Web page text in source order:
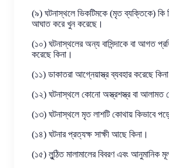
(৯) ঘটনাস্থলে ভিকটিমকে (মৃত ব্যক্তিকে) কি
আঘাত করে খুন করেছে।
(১০) ঘটনাস্থলের অন্য বাসিন্দাকে বা আগত
করেছে কিনা।
(১১) ডাকাতরা আগ্নেয়াস্ত্র ব্যবহার করেছে
(১২) ঘটনাস্থলে কোনো অস্ত্রশস্ত্র বা আলামত
(১৩) ঘটনাস্থলে মৃত লাশটি কোথায় কিভাবে
(১৪) ঘটনার প্রত্যক্ষ সাক্ষী আছে কিনা।
(১৫) লুন্ঠিত মালামালের বিবরণ এবং আনুমানিক